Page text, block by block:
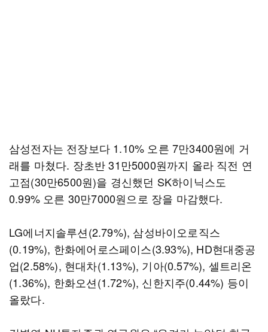
삼성전자는 전장보다 1.10% 오른 7만3400원에 거
래를 마쳤다. 장초반 31만5000원까지 올라 직전 연
고점(30만6500원)을 경신했던 SK하이닉스도
0.99% 오른 30만7000원으로 장을 마감했다.
LG에너지솔루션(2.79%), 삼성바이오로직스
(0.19%), 한화에어로스페이스(3.93%), HD현대중공
업(2.58%), 현대차(1.13%), 기아(0.57%), 셀트리온
(1.36%), 한화오션(1.72%), 신한지주(0.44%) 등이
올랐다.